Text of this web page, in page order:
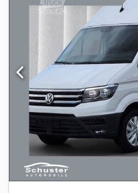
Weitere 1500 Fahrzeuge
Leasing und Finanzierung
möglich!\*Unsere Preise
wie z.B. Nachrüstung einer
Garantie, Sorglospakete
berechnet.\*Trotz größter
ausgeschlossen und
Zwischenverkauf und
Verbrauchsangaben
das DAT SilverDAT System.
Bestandteil des
verschiedener
bereits eine Tages –und